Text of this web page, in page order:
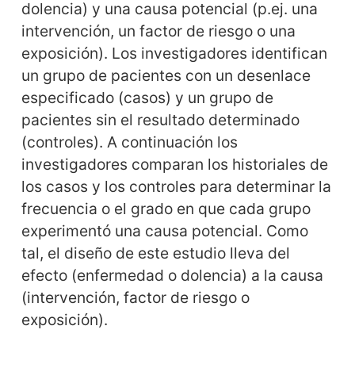
dolencia) y una causa potencial (p.ej. una
intervención, un factor de riesgo o una
exposición). Los investigadores identifican
un grupo de pacientes con un desenlace
especificado (casos) y un grupo de
pacientes sin el resultado determinado
(controles). A continuación los
investigadores comparan los historiales de
los casos y los controles para determinar la
frecuencia o el grado en que cada grupo
experimentó una causa potencial. Como
tal, el diseño de este estudio lleva del
efecto (enfermedad o dolencia) a la causa
(intervención, factor de riesgo o
exposición).